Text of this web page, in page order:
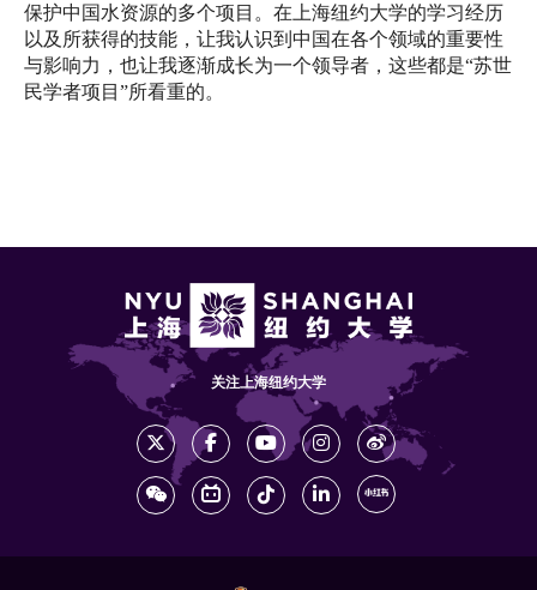
保护中国水资源的多个项目。 在上海纽约大学的学习经历
以及所获得的技能， 让我认识到中国在各个领域的重要性
与影响力， 也让我逐渐成长为一个领导者，这些都是“苏世
民学者项目”所看重的。
关注上海纽约大学